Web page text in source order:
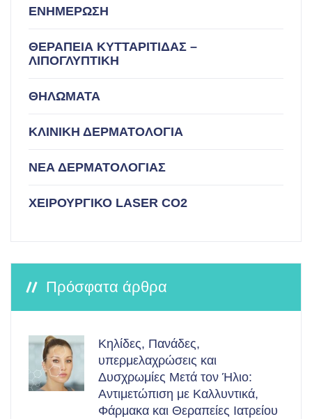
ΕΝΗΜΕΡΩΣΗ
ΘΕΡΑΠΕΙΑ ΚΥΤΤΑΡΙΤΙΔΑΣ –
ΛΙΠΟΓΛΥΠΤΙΚΗ
ΘΗΛΩΜΑΤΑ
ΚΛΙΝΙΚΗ ΔΕΡΜΑΤΟΛΟΓΙΑ
ΝΕΑ ΔΕΡΜΑΤΟΛΟΓΙΑΣ
ΧΕΙΡΟΥΡΓΙΚΟ LASER CO2
Πρόσφατα άρθρα
Κηλίδες, Πανάδες,
υπερμελαχρώσεις και
Δυσχρωμίες Μετά τον Ήλιο:
Αντιμετώπιση με Καλλυντικά,
Φάρμακα και Θεραπείες Ιατρείου